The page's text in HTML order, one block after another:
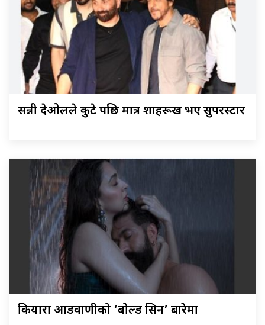
सन्नी देओलले कुटे पछि मात्र शाहरूख भए सुपरस्टार
कियारा आडवाणीको ‘बोल्ड सिन’ बारेमा